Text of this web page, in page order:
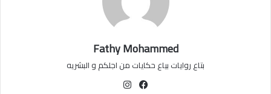
Fathy Mohammed
بتاع روايات بياع حكايات من اجلكم و البشريه
فيسبوك